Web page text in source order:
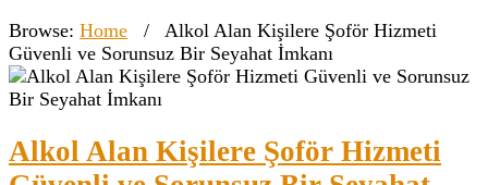
Browse: Home /
Alkol Alan Kişilere Şoför Hizmeti
Güvenli ve Sorunsuz Bir Seyahat İmkanı
Alkol Alan Kişilere Şoför Hizmeti